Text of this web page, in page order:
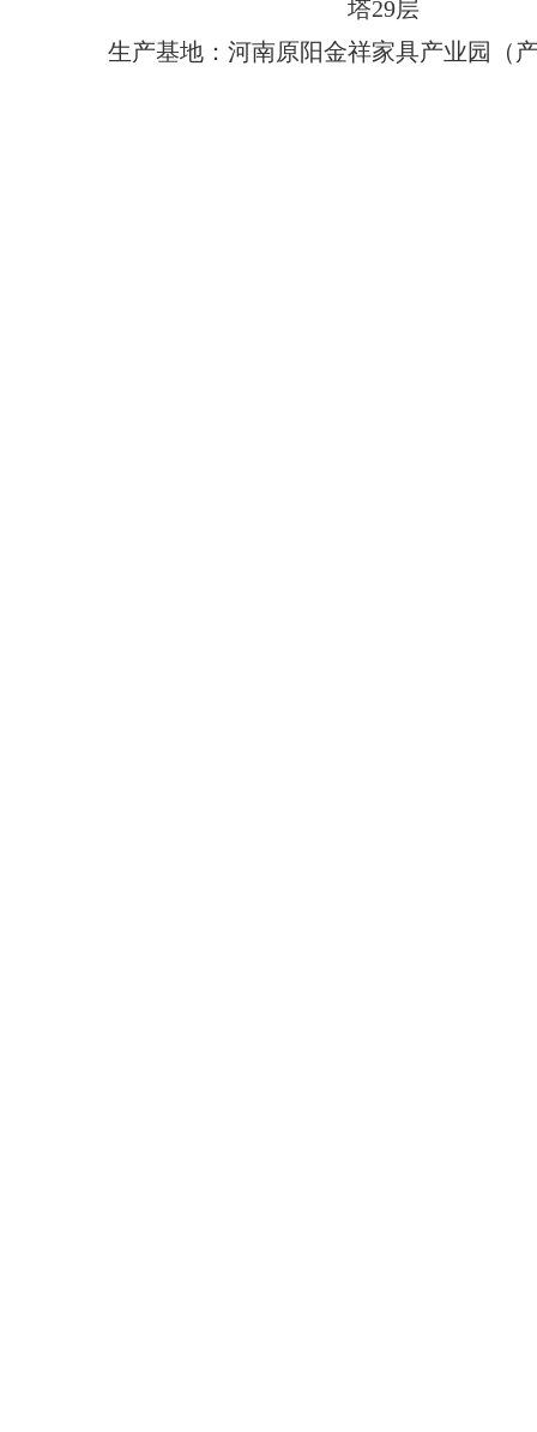
塔29层
生产基地：河南原阳金祥家具产业园（